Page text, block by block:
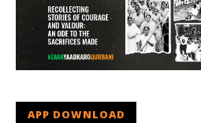
APP DOWNLOAD